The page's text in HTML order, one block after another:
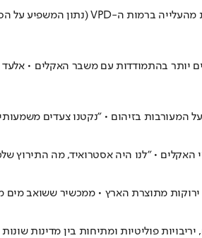
בהתמודדות עם משבר האקלים • אלעד
המעורבות בזיהום • "נקטנו צעדים
האקלים • "לנו היה אסטרואיד, מה התירוץ
מתוצרת הארץ • ממכשיר ששואב מים
פוליטיות ומתיחות בין מדינות